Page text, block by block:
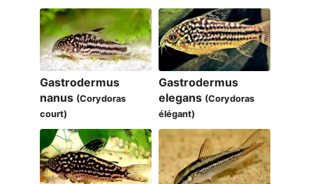
Gastrodermus
nanus (Corydoras
court)
Gastrodermus
elegans (Corydoras
élégant)